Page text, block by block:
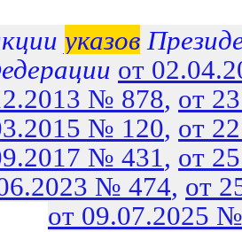
указов
от
№ 878, от
№ 120, от
№ 431, от
№ 474, от
от 09.07.2025